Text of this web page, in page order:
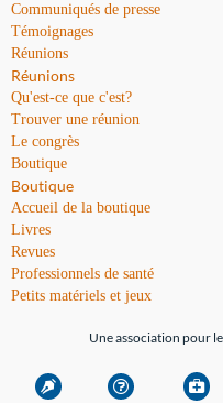
Communiqués de presse
Témoignages
Réunions
Réunions
Qu'est-ce que c'est?
Trouver une réunion
Le congrès
Boutique
Boutique
Accueil de la boutique
Livres
Revues
Professionnels de santé
Petits matériels et jeux
Une association pour